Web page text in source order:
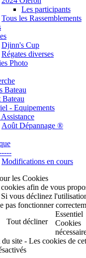
Les participants
Tous les Rassemblements
Djinn's Cup
Régates diverses
Photo
Bateau
Bateau
- Equipements
Août Dépannage ®
Modifications en cours
les Cookies
afin de vous
vous déclinez
pas fonctionner
Tout décliner
Essentiel
Cookies
site - Les cookies de